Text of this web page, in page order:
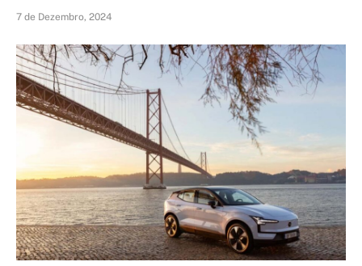
7 de Dezembro, 2024